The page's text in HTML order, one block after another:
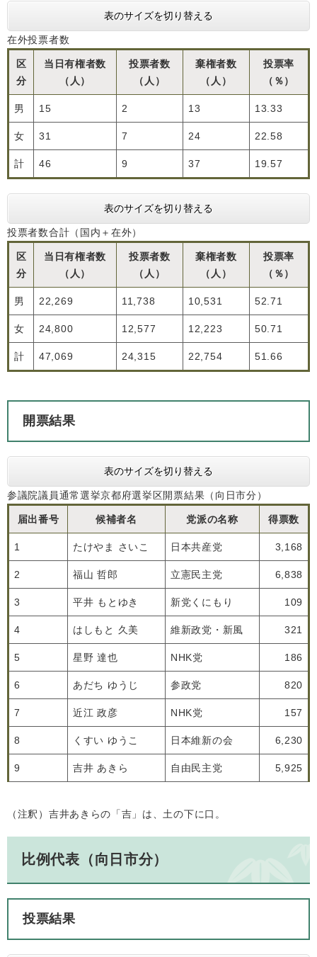
表のサイズを切り替える
在外投票者数
区
分
当日有権者数
（人）
投票者数
（人）
棄権者数
（人）
投票率
（％）
男 15 2 13 13.33
女 31 7 24 22.58
計 46 9 37 19.57
表のサイズを切り替える
投票者数合計（国内＋在外）
区
分
当日有権者数
（人）
投票者数
（人）
棄権者数
（人）
投票率
（％）
男 22,269 11,738 10,531 52.71
女 24,800 12,577 12,223 50.71
計 47,069 24,315 22,754 51.66
開票結果
表のサイズを切り替える
参議院議員通常選挙京都府選挙区開票結果（向日市分）
届出番号 候補者名 党派の名称 得票数
1 たけやま さいこ 日本共産党 3,168
2 福山 哲郎 立憲民主党 6,838
3 平井 もとゆき 新党くにもり 109
4 はしもと 久美 維新政党・新風 321
5 星野 達也 NHK党 186
6 あだち ゆうじ 参政党 820
7 近江 政彦 NHK党 157
8 くすい ゆうこ 日本維新の会 6,230
9 吉井 あきら 自由民主党 5,925
（注釈）吉井あきらの「吉」は、土の下に口。
比例代表（向日市分）
投票結果